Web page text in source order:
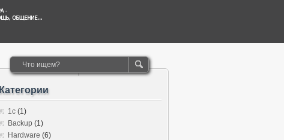
Категории
1c (1)
Backup (1)
Hardware (6)